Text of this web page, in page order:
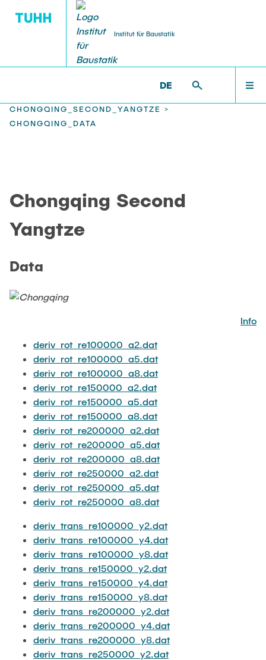
Institut für Baustatik
DE
FORSCHUNG
JOBS
CHONGQING_SECOND_YANGTZE >
CHONGQING_DATA
Chongqing Second
Yangtze
Data
Info
deriv_rot_re100000_a2.dat
deriv_rot_re100000_a5.dat
deriv_rot_re100000_a8.dat
deriv_rot_re150000_a2.dat
deriv_rot_re150000_a5.dat
deriv_rot_re150000_a8.dat
deriv_rot_re200000_a2.dat
deriv_rot_re200000_a5.dat
deriv_rot_re200000_a8.dat
deriv_rot_re250000_a2.dat
deriv_rot_re250000_a5.dat
deriv_rot_re250000_a8.dat
deriv_trans_re100000_y2.dat
deriv_trans_re100000_y4.dat
deriv_trans_re100000_y8.dat
deriv_trans_re150000_y2.dat
deriv_trans_re150000_y4.dat
deriv_trans_re150000_y8.dat
deriv_trans_re200000_y2.dat
deriv_trans_re200000_y4.dat
deriv_trans_re200000_y8.dat
deriv_trans_re250000_y2.dat